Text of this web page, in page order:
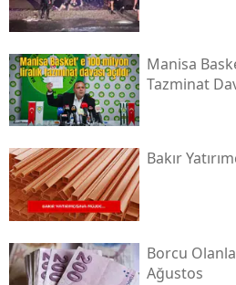
Manisa
Tazminat
Bakır
Borcu
Ağustos